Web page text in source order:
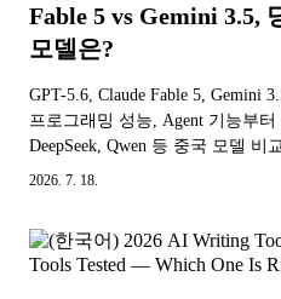
Fable 5 vs Gemini 3.5,
모델은?
GPT-5.6, Claude Fable 5, Gemini
프로그래밍 성능, Agent 기능부터
DeepSeek, Qwen 등 중국 모델 비
함.
2026. 7. 18.